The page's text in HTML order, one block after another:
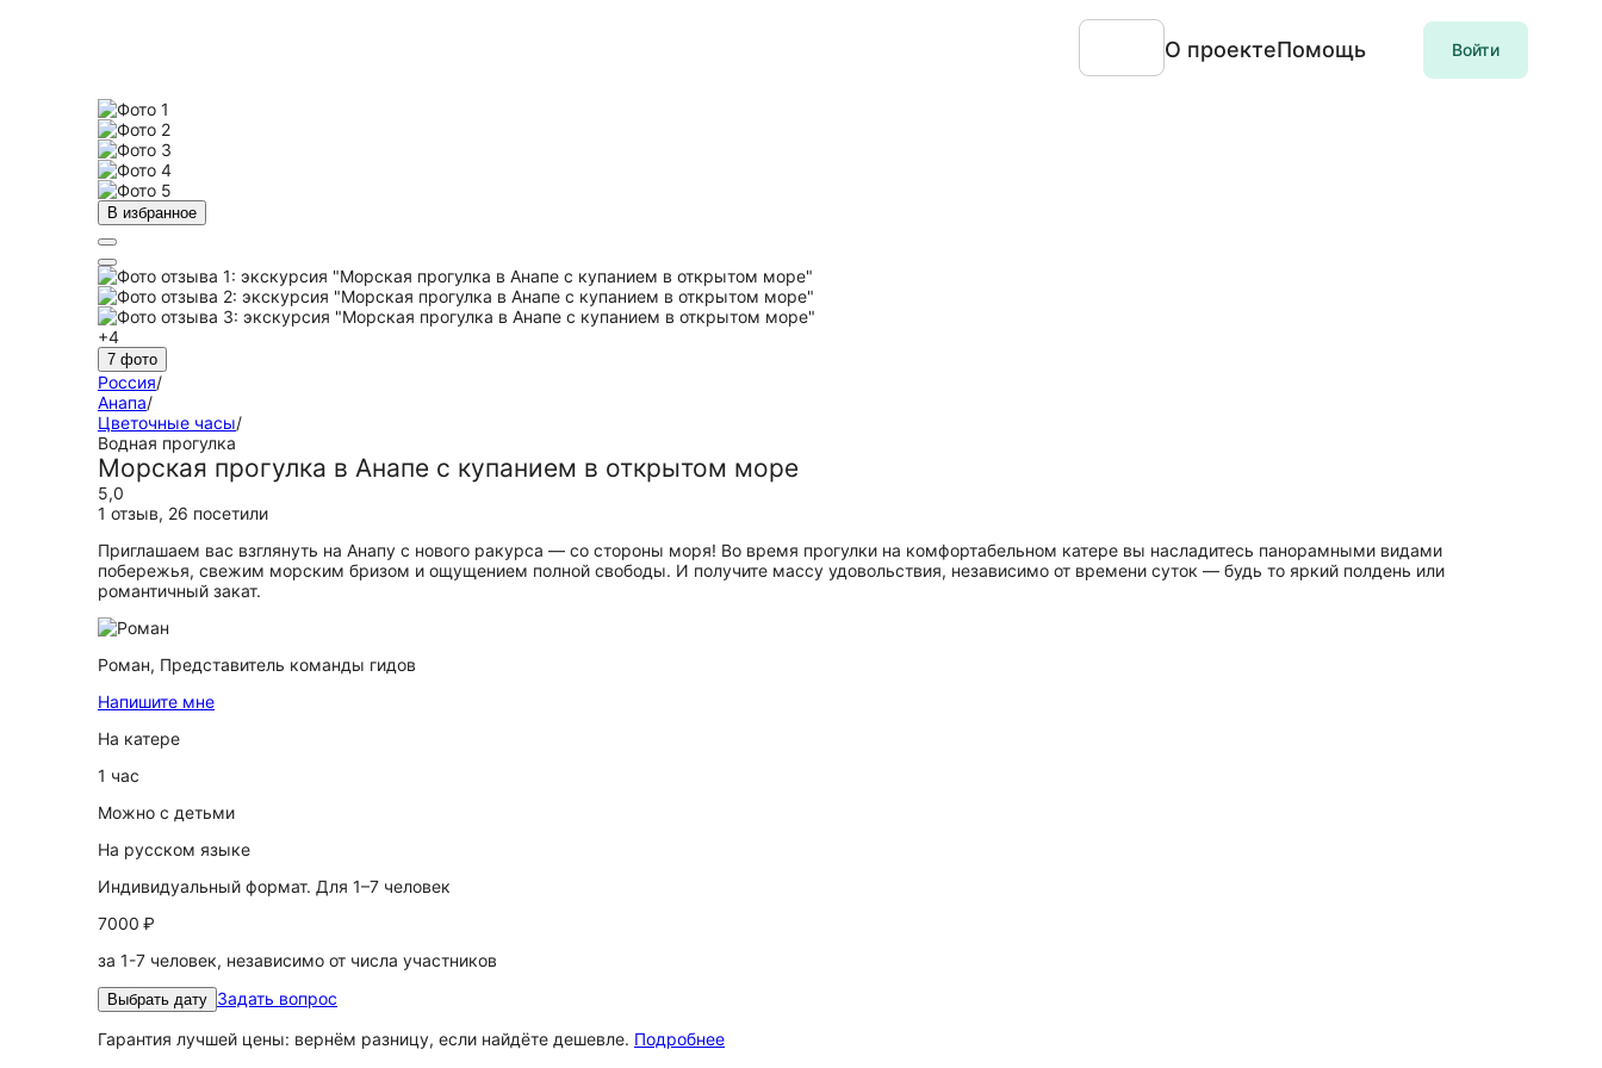
О проектеПомощь Войти
В избранное
+4
7 фото
Россия/
Анапа/
Цветочные часы/
Водная прогулка
Морская прогулка в Анапе с купанием в открытом море
5,0
1 отзыв, 26 посетили
Приглашаем вас взглянуть на Анапу с нового ракурса — со стороны моря! Во время прогулки на комфортабельном катере вы насладитесь панорамными видами
побережья, свежим морским бризом и ощущением полной свободы. И получите массу удовольствия, независимо от времени суток — будь то яркий полдень или
романтичный закат.
Роман, Представитель команды гидов
Напишите мне
На катере
1 час
Можно с детьми
На русском языке
Индивидуальный формат. Для 1–7 человек
7000 ₽
за 1-7 человек, независимо от числа участников
Выбрать дату Задать вопрос
Гарантия лучшей цены: вернём разницу, если найдёте дешевле. Подробнее